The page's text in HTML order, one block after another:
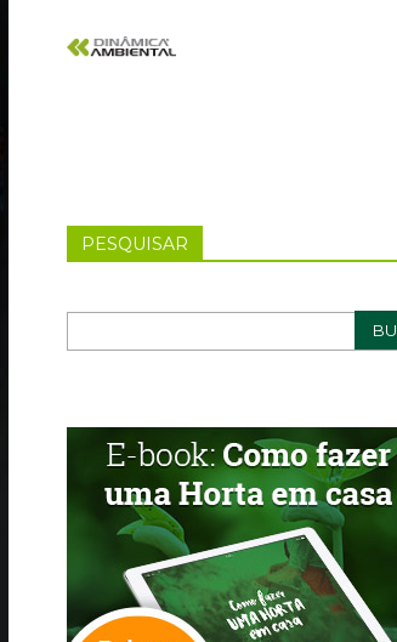
PESQUISAR